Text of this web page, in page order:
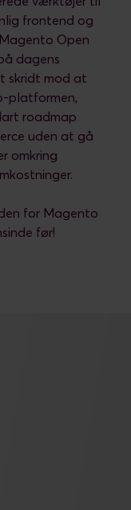
frontend og
Open
dagens
skridt mod at
platformen,
roadmap
uden at gå
omkring
for Magento
før!